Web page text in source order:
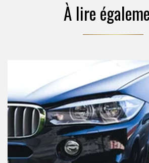
À lire